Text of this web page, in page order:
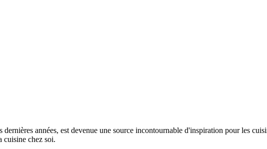
années, est devenue une source incontournable d'inspiration pour les
cuisine chez soi.